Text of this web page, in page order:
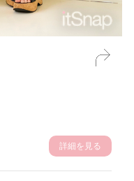
詳細を見る